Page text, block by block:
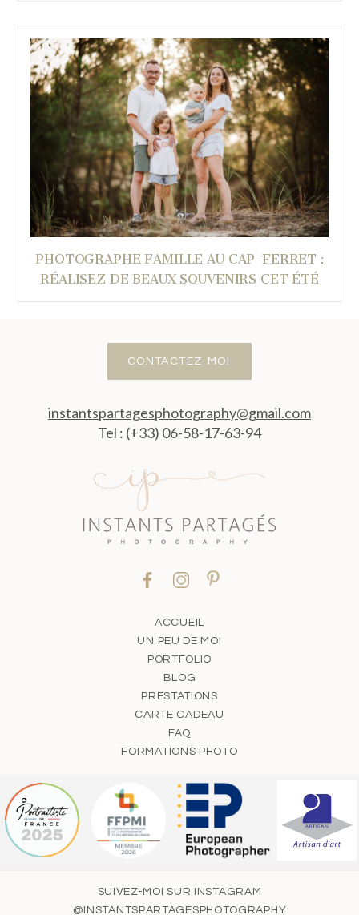
PHOTOGRAPHE FAMILLE AU CAP-FERRET :
RÉALISEZ DE BEAUX SOUVENIRS CET ÉTÉ
CONTACTEZ-MOI
instantspartagesphotography@gmail.com
Tel : (+33) 06-58-17-63-94
ACCUEIL
UN PEU DE MOI
PORTFOLIO
BLOG
PRESTATIONS
CARTE CADEAU
FAQ
FORMATIONS PHOTO
SUIVEZ-MOI SUR INSTAGRAM
@INSTANTSPARTAGESPHOTOGRAPHY